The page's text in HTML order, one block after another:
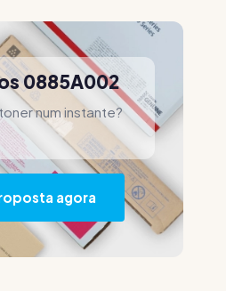
0885A002
num instante?
agora